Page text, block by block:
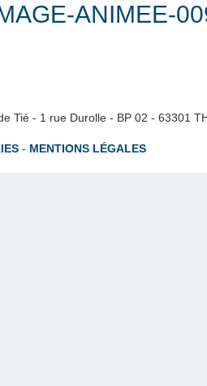
ANIMEE-
Tié - 1 rue Durolle - BP 02 - 63301
- MENTIONS LÉGALES